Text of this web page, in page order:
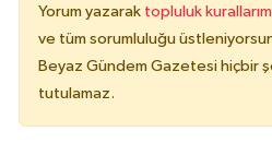
Yorum yazarak topluluk
ve tüm sorumluluğu
Beyaz Gündem Gazetesi hiçbir
tutulamaz.